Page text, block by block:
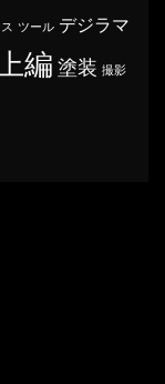
ツール デジラマ
編 塗装 撮影